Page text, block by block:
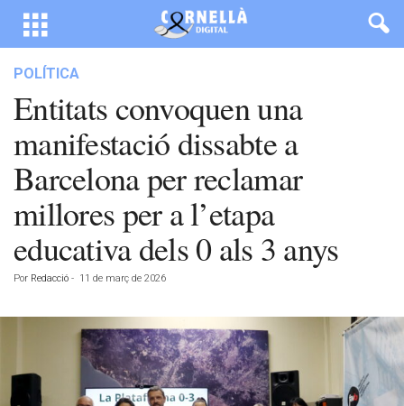
POLÍTICA
Entitats convoquen una
manifestació dissabte a
Barcelona per reclamar
millores per a l’etapa
educativa dels 0 als 3 anys
Por Redacció - 11 de març de 2026